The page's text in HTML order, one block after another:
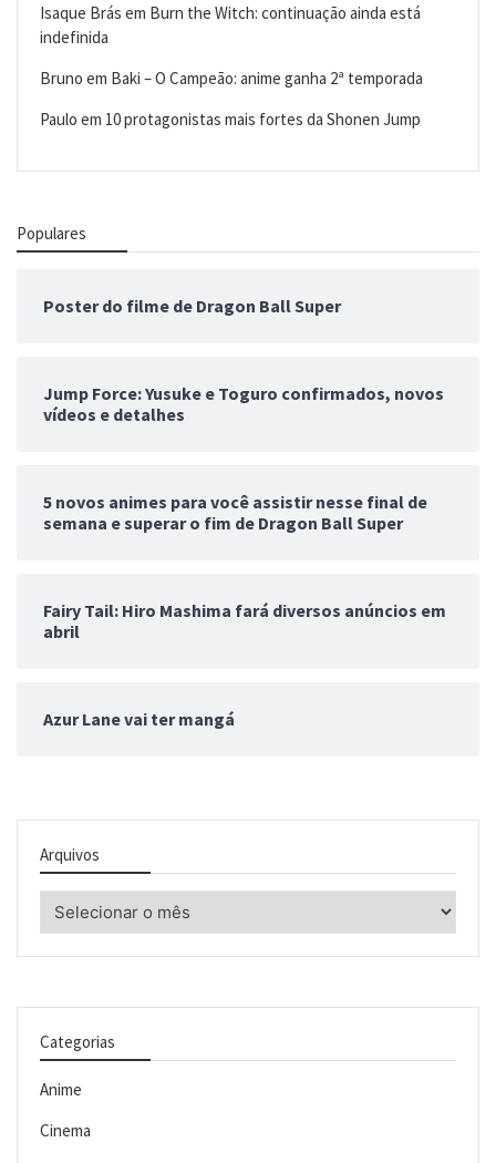
Isaque Brás em Burn the Witch: continuação ainda está
indefinida
Bruno em Baki – O Campeão: anime ganha 2ª temporada
Paulo em 10 protagonistas mais fortes da Shonen Jump
Populares
Poster do filme de Dragon Ball Super
Jump Force: Yusuke e Toguro confirmados, novos
vídeos e detalhes
5 novos animes para você assistir nesse final de
semana e superar o fim de Dragon Ball Super
Fairy Tail: Hiro Mashima fará diversos anúncios em
abril
Azur Lane vai ter mangá
Arquivos
Categorias
Anime
Cinema